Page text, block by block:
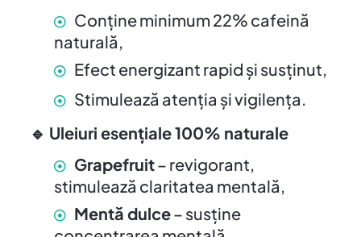
Conține minimum 22% cafeină
naturală,
Efect energizant rapid și susținut,
Stimulează atenția și vigilența.
🔹 Uleiuri esențiale 100% naturale
Grapefruit– revigorant,
stimulează claritatea mentală,
Mentă dulce– susține